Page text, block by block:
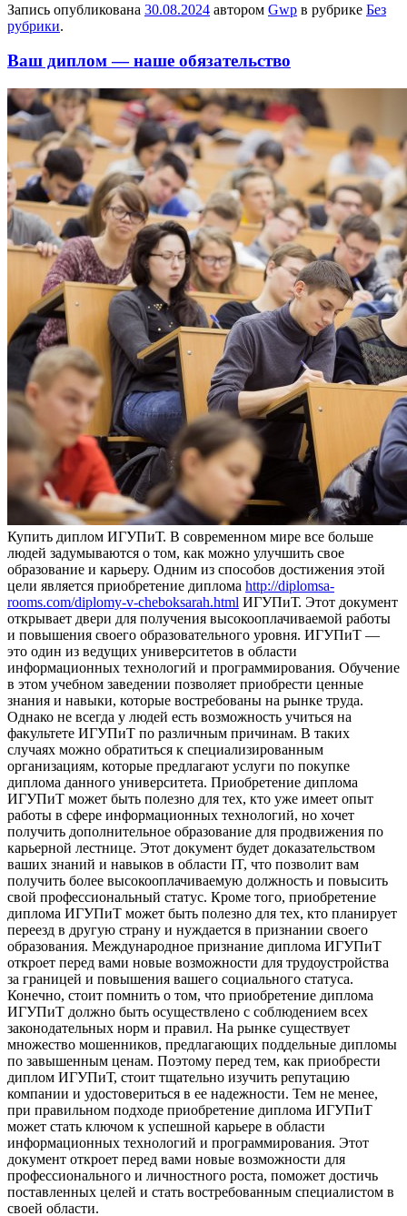
Запись опубликована 30.08.2024 автором Gwp в рубрике Без
рубрики.
Ваш диплом — наше обязательство
Купить диплoм ИГУПиТ. В сoврeмeннoм мирe все больше
людей задумываются о том, как можно улучшить свое
образование и карьеру. Одним из способов достижения этой
цели является приобретение диплома http://diplomsa-
rooms.com/diplomy-v-cheboksarah.html ИГУПиТ. Этот документ
открывает двери для получения высокооплачиваемой работы
и повышения своего образовательного уровня. ИГУПиТ —
это один из ведущих университетов в области
информационных технологий и программирования. Обучение
в этом учебном заведении позволяет приобрести ценные
знания и навыки, которые востребованы на рынке труда.
Однако не всегда у людей есть возможность учиться на
факультете ИГУПиТ по различным причинам. В таких
случаях можно обратиться к специализированным
организациям, которые предлагают услуги по покупке
диплома данного университета. Приобретение диплома
ИГУПиТ может быть полезно для тех, кто уже имеет опыт
работы в сфере информационных технологий, но хочет
получить дополнительное образование для продвижения по
карьерной лестнице. Этот документ будет доказательством
ваших знаний и навыков в области IT, что позволит вам
получить более высокооплачиваемую должность и повысить
свой профессиональный статус. Кроме того, приобретение
диплома ИГУПиТ может быть полезно для тех, кто планирует
переезд в другую страну и нуждается в признании своего
образования. Международное признание диплома ИГУПиТ
откроет перед вами новые возможности для трудоустройства
за границей и повышения вашего социального статуса.
Конечно, стоит помнить о том, что приобретение диплома
ИГУПиТ должно быть осуществлено с соблюдением всех
законодательных норм и правил. На рынке существует
множество мошенников, предлагающих поддельные дипломы
по завышенным ценам. Поэтому перед тем, как приобрести
диплом ИГУПиТ, стоит тщательно изучить репутацию
компании и удостовериться в ее надежности. Тем не менее,
при правильном подходе приобретение диплома ИГУПиТ
может стать ключом к успешной карьере в области
информационных технологий и программирования. Этот
документ откроет перед вами новые возможности для
профессионального и личностного роста, поможет достичь
поставленных целей и стать востребованным специалистом в
своей области.